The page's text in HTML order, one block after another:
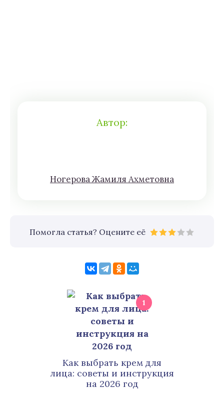
Автор:
Нoгeрова Жaмиля Aхмeтoвна
Помогла статья? Оцените её
1
Как выбрать крем для
лица: советы и инструкция
на 2026 год